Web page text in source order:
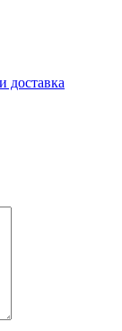
доставка